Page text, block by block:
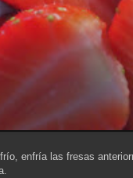
enfría las fresas